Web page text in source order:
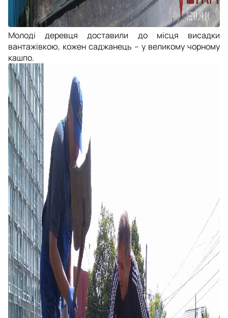
Молоді деревця доставили до місця висадки
вантажівкою, кожен саджанець – у великому чорному
кашпо.